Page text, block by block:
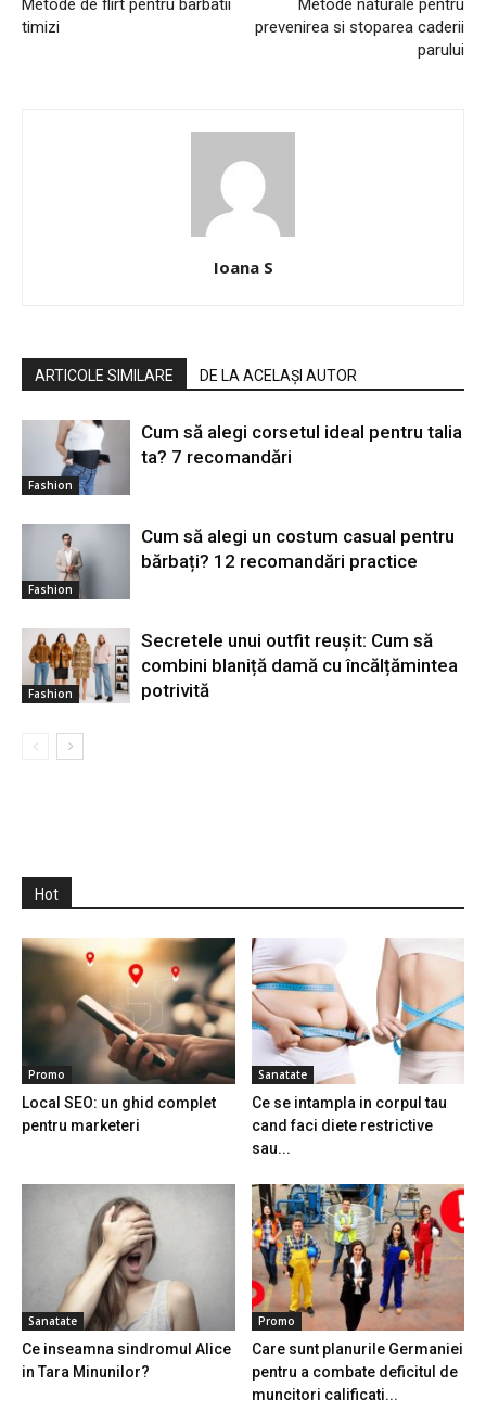
Metode de flirt pentru barbatii
timizi
Metode naturale pentru
prevenirea si stoparea caderii
parului
Ioana S
ARTICOLE SIMILARE DE LA ACELAȘI AUTOR
Fashion
Cum să alegi corsetul ideal pentru talia
ta? 7 recomandări
Fashion
Cum să alegi un costum casual pentru
bărbați? 12 recomandări practice
Fashion
Secretele unui outfit reușit: Cum să
combini blaniță damă cu încălțămintea
potrivită
Hot
Promo
Local SEO: un ghid complet
pentru marketeri
Sanatate
Ce se intampla in corpul tau
cand faci diete restrictive
sau...
Sanatate
Ce inseamna sindromul Alice
in Tara Minunilor?
Promo
Care sunt planurile Germaniei
pentru a combate deficitul de
muncitori calificati...